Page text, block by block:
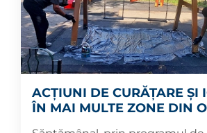
ACȚIUNI DE CURĂȚARE ȘI
ÎN MAI MULTE ZONE DIN